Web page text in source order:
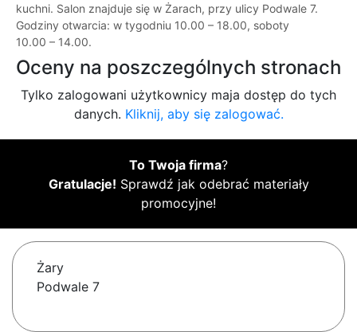
kuchni. Salon znajduje się w Żarach, przy ulicy Podwale 7.
Godziny otwarcia: w tygodniu 10.00 – 18.00, soboty
10.00 – 14.00.
Oceny na poszczególnych stronach
Tylko zalogowani użytkownicy maja dostęp do tych
danych. Kliknij, aby się zalogować.
To Twoja firma?
Gratulacje! Sprawdź jak odebrać materiały
promocyjne!
Żary
Podwale 7